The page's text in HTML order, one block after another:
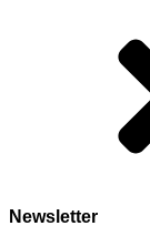
Newsletter